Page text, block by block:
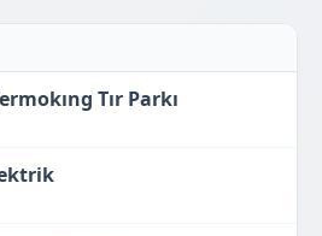
Tır Parkı